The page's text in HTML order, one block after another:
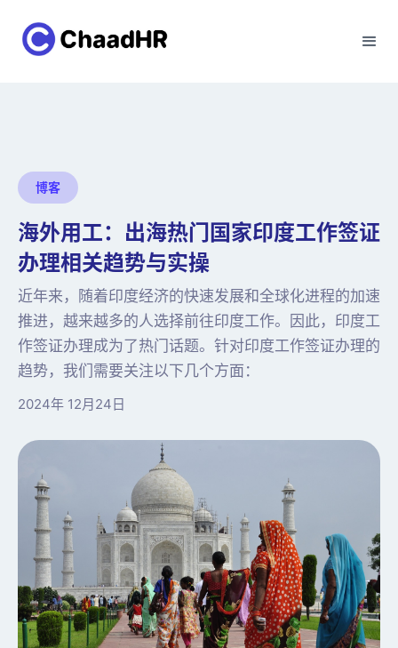
博客
海外用工：出海热门国家印度工作签证
办理相关趋势与实操
近年来，随着印度经济的快速发展和全球化进程的加速
推进，越来越多的人选择前往印度工作。因此，印度工
作签证办理成为了热门话题。针对印度工作签证办理的
趋势，我们需要关注以下几个方面：
2024年 12月24日